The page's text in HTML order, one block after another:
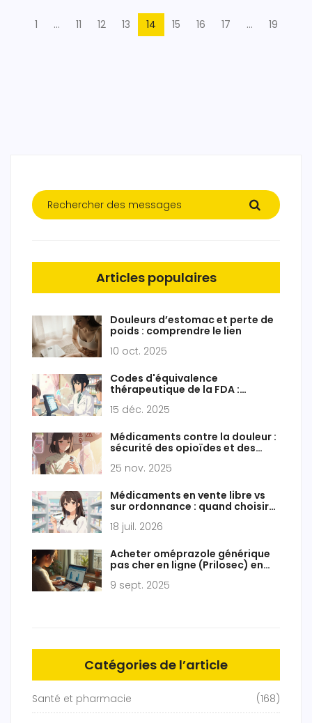
1 … 11 12 13 14 15 16 17 … 19
Articles populaires
Douleurs d’estomac et perte de
poids : comprendre le lien
10 oct. 2025
Codes d'équivalence
thérapeutique de la FDA :
substituabilité des
15 déc. 2025
Médicaments contre la douleur :
sécurité des opioïdes et des
25 nov. 2025
Médicaments en vente libre vs
sur ordonnance : quand choisir
18 juil. 2026
Acheter oméprazole générique
pas cher en ligne (Prilosec) en
9 sept. 2025
Catégories de l’article
Santé et pharmacie (168)